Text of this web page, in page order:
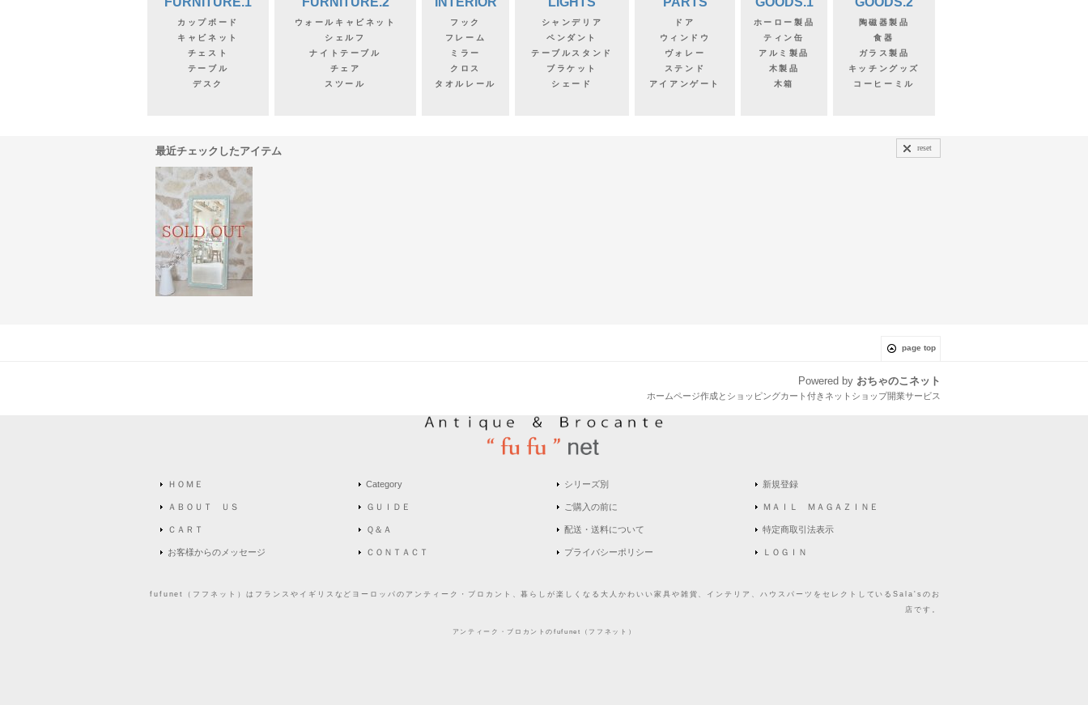
カップボード
キャビネット
チェスト
テーブル
デスク
ウォールキャビネット
シェルフ
ナイトテーブル
チェア
スツール
フック
フレーム
ミラー
クロス
タオルレール
シャンデリア
ペンダント
テーブルスタンド
ブラケット
シェード
ドア
ウィンドウ
ヴォレー
ステンド
アイアンゲート
ホーロー製品
ティン缶
アルミ製品
木製品
木箱
陶磁器製品
食器
ガラス製品
キッチングッズ
コーヒーミル
最近チェックしたアイテム reset
page top
Powered by おちゃのこネット
ホームページ作成とショッピングカート付きネットショップ開業サービス
ＨＯＭＥ
ＡＢＯＵＴ ＵＳ
ＣＡＲＴ
お客様からのメッセージ
Category
ＧＵＩＤＥ
Ｑ＆Ａ
ＣＯＮＴＡＣＴ
シリーズ別
ご購入の前に
配送・送料について
プライバシーポリシー
新規登録
ＭＡＩＬ ＭＡＧＡＺＩＮＥ
特定商取引法表示
ＬＯＧＩＮ
fufunet（フフネット）はフランスやイギリスなどヨーロッパのアンティーク・ブロカント、暮らしが楽しくなる大人かわいい家具や雑貨、インテリア、ハウスパーツをセレクトしているSala'sのお
店です。
アンティーク・ブロカントのfufunet（フフネット）